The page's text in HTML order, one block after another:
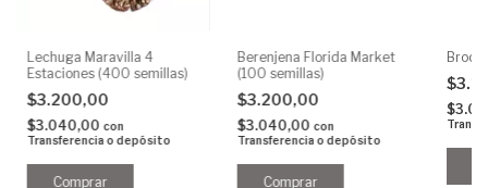
Lechuga Maravilla 4
Estaciones (400 semillas)
$3.200,00
$3.040,00 con
Transferencia o depósito
Berenjena Florida Market
(100 semillas)
$3.200,00
$3.040,00 con
Transferencia o depósito